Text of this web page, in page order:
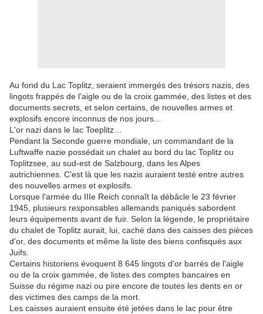
Au fond du Lac Toplitz, seraient immergés des trésors nazis, des
lingots frappés de l'aigle ou de la croix gammée, des listes et des
documents secrets, et selon certains, de nouvelles armes et
explosifs encore inconnus de nos jours...
L'or nazi dans le lac Toeplitz…
Pendant la Seconde guerre mondiale, un commandant de la
Luftwaffe nazie possédait un chalet au bord du lac Toplitz ou
Toplitzsee, au sud-est de Salzbourg, dans les Alpes
autrichiennes. C'est là que les nazis auraient testé entre autres
des nouvelles armes et explosifs.
Lorsque l'armée du IIIe Reich connaît la débâcle le 23 février
1945, plusieurs responsables allemands paniqués sabordent
leurs équipements avant de fuir. Selon la légende, le propriétaire
du chalet de Toplitz aurait, lui, caché dans des caisses des pièces
d'or, des documents et même la liste des biens confisqués aux
Juifs.
Certains historiens évoquent 8 645 lingots d'or barrés de l'aigle
ou de la croix gammée, de listes des comptes bancaires en
Suisse du régime nazi ou pire encore de toutes les dents en or
des victimes des camps de la mort.
Les caisses auraient ensuite été jetées dans le lac pour être